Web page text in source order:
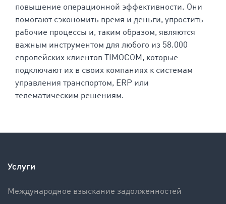
повышение операционной эффективности. Они
помогают сэкономить время и деньги, упростить
рабочие процессы и, таким образом, являются
важным инструментом для любого из 58.000
европейских клиентов TIMOCOM, которые
подключают их в своих компаниях к системам
управления транспортом, ERP или
телематическим решениям.
Услуги
Международное взыскание задолженностей